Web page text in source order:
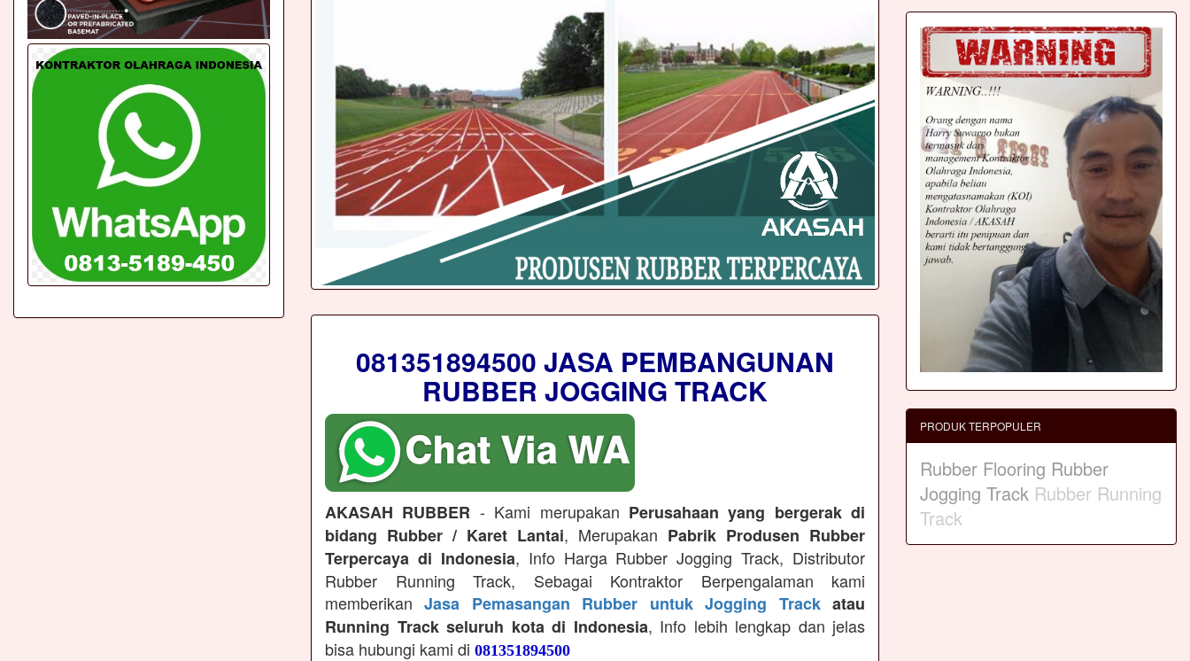
081351894500 JASA PEMBANGUNAN
RUBBER JOGGING TRACK
AKASAH RUBBER - Kami merupakan Perusahaan yang bergerak di
bidang Rubber / Karet Lantai, Merupakan Pabrik Produsen Rubber
Terpercaya di Indonesia, Info Harga Rubber Jogging Track, Distributor
Rubber Running Track, Sebagai Kontraktor Berpengalaman kami
memberikanJasa Pemasangan Rubber untuk Jogging Trackatau
Running Track seluruh kota di Indonesia, Info lebih lengkap dan jelas
bisa hubungi kami di 081351894500
PRODUK TERPOPULER
Rubber Flooring Rubber
Jogging Track Rubber Running
Track